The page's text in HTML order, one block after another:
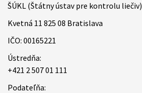
ŠÚKL (Štátny ústav pre kontrolu liečiv)
Kvetná 11 825 08 Bratislava
IČO: 00165221
Ústredňa:
+421 2 507 01 111
Podateľňa: